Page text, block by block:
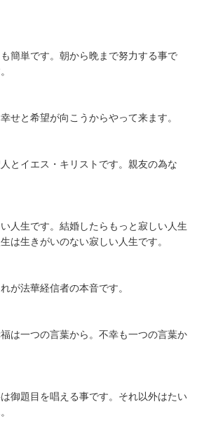
簡単です。朝から晩まで努力する事で
せと希望が向こうからやって来ます。
とイエス・キリストです。親友の為な
人生です。結婚したらもっと寂しい人生
は生きがいのない寂しい人生です。
が法華経信者の本音です。
は一つの言葉から。不幸も一つの言葉か
御題目を唱える事です。それ以外はたい